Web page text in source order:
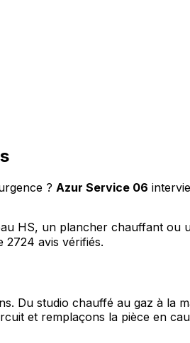
? Azur Service 06
HS, un plancher chauffant ou
avis vérifiés.
Du studio chauffé au gaz à la
et remplaçons la pièce en